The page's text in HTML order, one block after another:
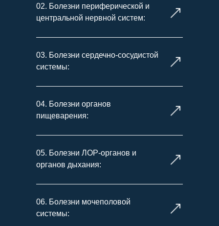
02. Болезни периферической и
центральной нервной систем:
03. Болезни сердечно-сосудистой
системы:
04. Болезни органов
пищеварения:
05. Болезни ЛОР-органов и
органов дыхания:
06. Болезни мочеполовой
системы: